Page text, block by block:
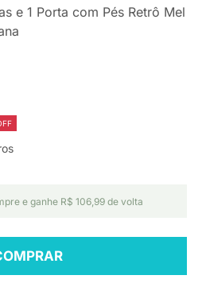
e 1 Porta com Pés Retrô Mel
e ganhe R$ 106,99 de volta